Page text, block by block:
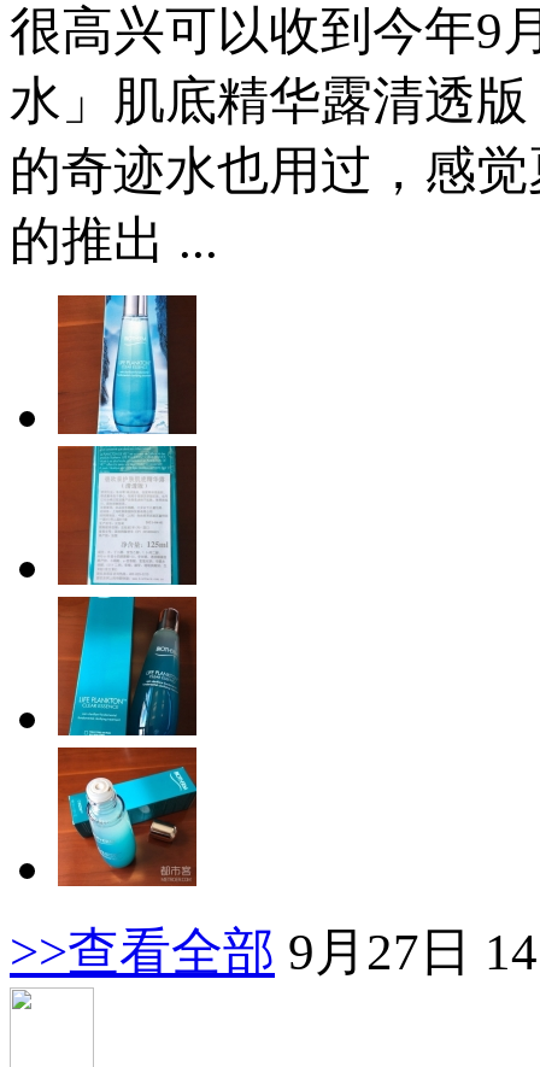
很高兴可以收到今年9
水」肌底精华露清透
的奇迹水也用过，感
的推出 ...
>>查看全部 9月27日